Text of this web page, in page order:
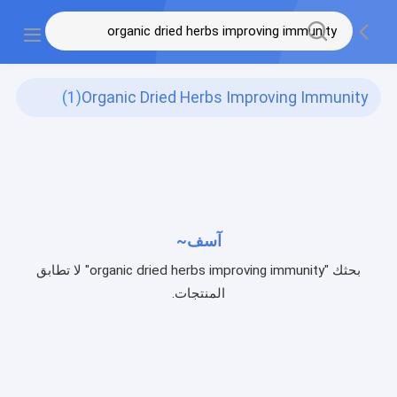
Organic Dried Herbs Improving Immunity
(1)
آسف~
بحثك "organic dried herbs improving immunity" لا تطابق
المنتجات.